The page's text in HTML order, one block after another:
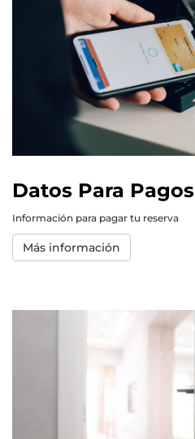
Datos Para Pagos
Información para pagar tu reserva
Más información